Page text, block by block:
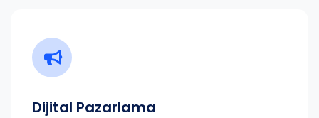
Dijital Pazarlama